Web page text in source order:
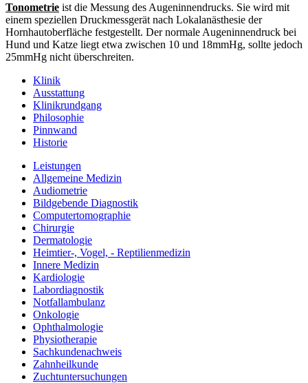
Tonometrie ist die Messung des Augeninnendrucks. Sie wird mit
einem speziellen Druckmessgerät nach Lokalanästhesie der
Hornhautoberfläche festgestellt. Der normale Augeninnendruck bei
Hund und Katze liegt etwa zwischen 10 und 18mmHg, sollte jedoch
25mmHg nicht überschreiten.
Klinik
Ausstattung
Klinikrundgang
Philosophie
Pinnwand
Historie
Leistungen
Allgemeine Medizin
Audiometrie
Bildgebende Diagnostik
Computertomographie
Chirurgie
Dermatologie
Heimtier-, Vogel, - Reptilienmedizin
Innere Medizin
Kardiologie
Labordiagnostik
Notfallambulanz
Onkologie
Ophthalmologie
Physiotherapie
Sachkundenachweis
Zahnheilkunde
Zuchtuntersuchungen